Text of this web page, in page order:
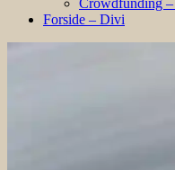
Forside – Divi